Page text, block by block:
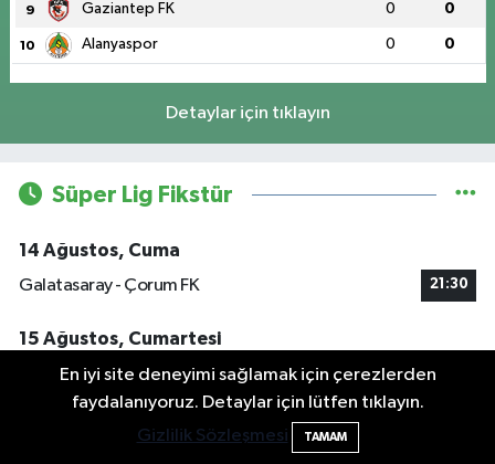
9 Gaziantep FK 0 0
10 Alanyaspor 0 0
Detaylar için tıklayın
Süper Lig Fikstür
14 Ağustos, Cuma
Galatasaray - Çorum FK
21:30
15 Ağustos, Cumartesi
Konyaspor - Rizespor
19:00
Kasımpaşa - Trabzonspor
En iyi site deneyimi sağlamak için çerezlerden
faydalanıyoruz. Detaylar için lütfen tıklayın.
Gizlilik Sözleşmesi
TAMAM